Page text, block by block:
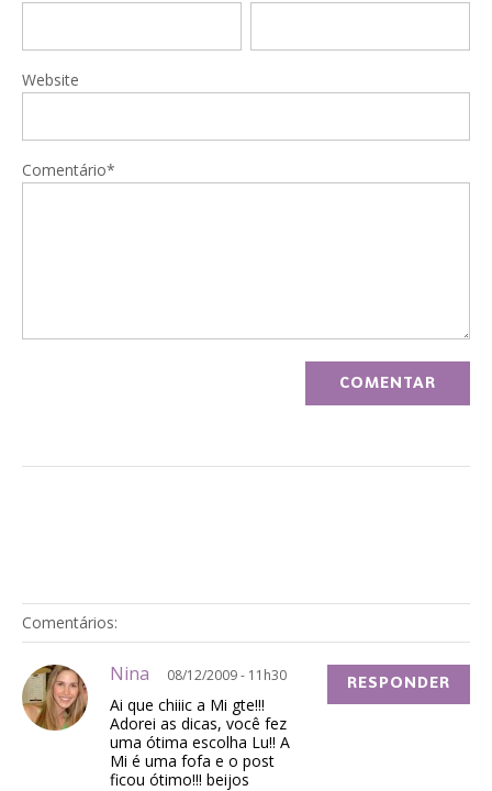
Website
Comentário*
Comentários:
Nina 08/12/2009 - 11h30
Ai que chiiic a Mi gte!!!
Adorei as dicas, você fez
uma ótima escolha Lu!! A
Mi é uma fofa e o post
ficou ótimo!!! beijos
RESPONDER